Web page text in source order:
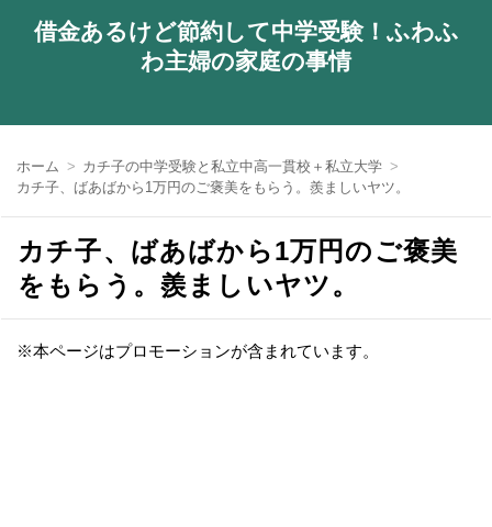
借金あるけど節約して中学受験！ふわふ
わ主婦の家庭の事情
ホーム
カチ子の中学受験と私立中高一貫校＋私立大学
カチ子、ばあばから1万円のご褒美をもらう。羨ましいヤツ。
カチ子、ばあばから1万円のご褒美
をもらう。羨ましいヤツ。
※本ページはプロモーションが含まれています。